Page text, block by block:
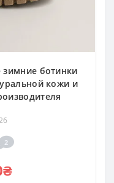
ботинки
кожи и
2